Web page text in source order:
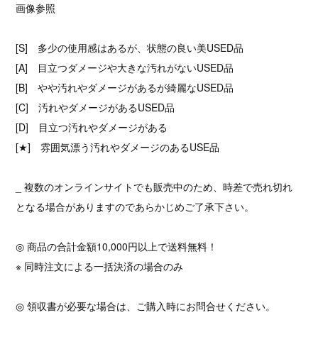
画像参照
[S] 多少の使用感はあるが、状態の良い美USED品
[A] 目立つダメージや大きな汚れがないUSED品
[B] やや汚れやダメージがあるが綺麗なUSED品
[C] 汚れやダメージがあるUSED品
[D] 目立つ汚れやダメージがある
[★] 雰囲気漂う汚れやダメージのあるUSE品
_ 複数のオンラインサイトでも販売中のため、時差で売れ切れ
となる場合がありますのであらかじめご了承下さい。
◎ 商品の合計金額10,000円以上で送料無料！
※ 同時注文による一括決済の場合のみ
◎ 領収書が必要な場合は、ご購入時にお問合せください。